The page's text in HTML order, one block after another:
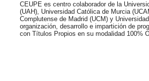
CEUPE es centro colaborador de la
(UAH), Universidad Católica de Murcia
Complutense de Madrid (UCM) y
organización, desarrollo e impartición de
con Títulos Propios en su modalidad 100%